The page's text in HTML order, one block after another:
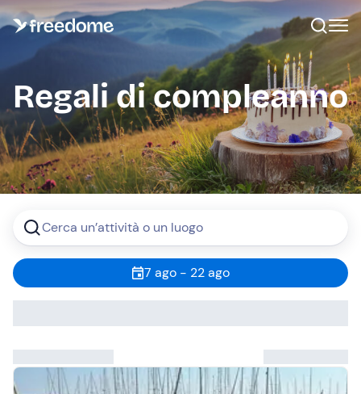
Regali di compleanno
Cerca un’attività o un luogo
7 ago - 22 ago